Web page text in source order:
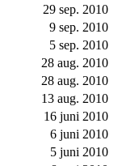
29 sep. 2010
9 sep. 2010
5 sep. 2010
28 aug. 2010
28 aug. 2010
13 aug. 2010
16 juni 2010
6 juni 2010
5 juni 2010